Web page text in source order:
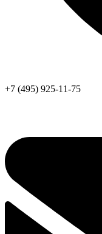
+7 (495) 925-11-75